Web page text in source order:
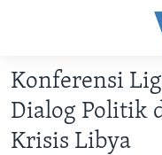
Akses
Lanjut
ke
Konten
Konferensi
Dialog Politik
Krisis Libya